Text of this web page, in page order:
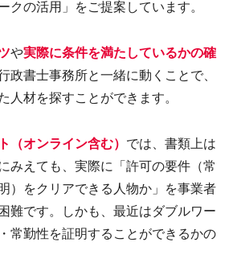
クの活用」をご提案しています。
や実際に条件を満たしているかの確
政書士事務所と一緒に動くことで、
人材を探すことができます。
（オンライン含む） では、書類上は
みえても、実際に「許可の要件（常
）をクリアできる人物か」を事業者
難です。しかも、最近はダブルワー
常勤性を証明することができるかの